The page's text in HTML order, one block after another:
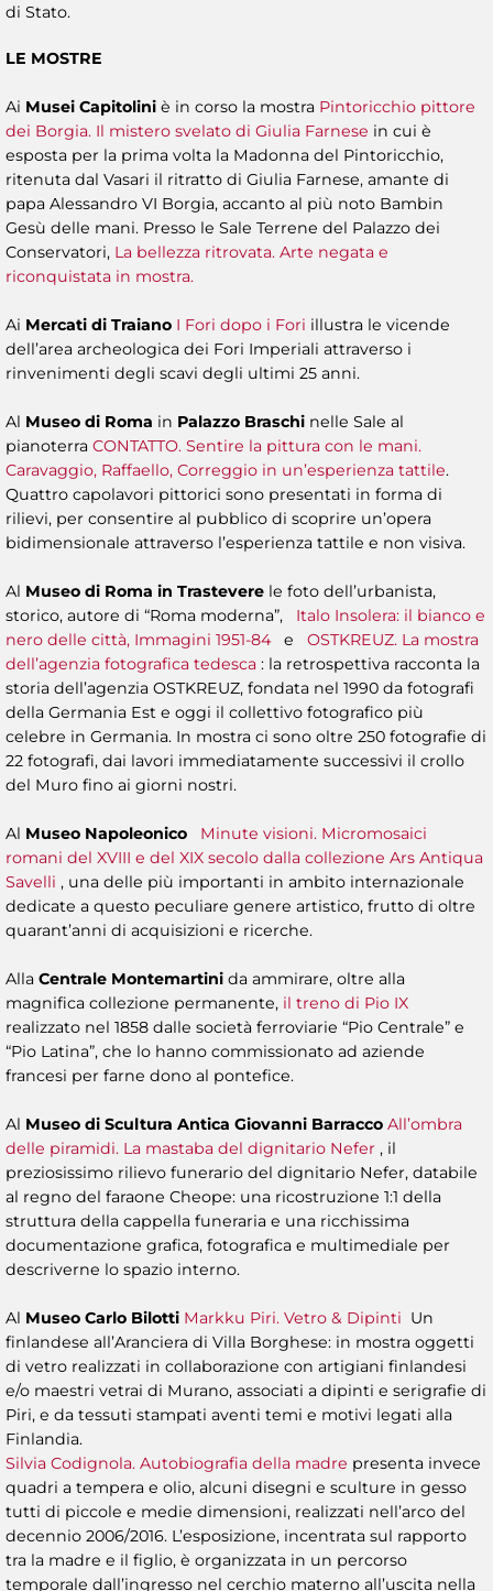
di Stato.
LE MOSTRE
Ai Musei Capitolini è in corso la mostra Pintoricchio pittore
dei Borgia. Il mistero svelato di Giulia Farnese in cui è
esposta per la prima volta la Madonna del Pintoricchio,
ritenuta dal Vasari il ritratto di Giulia Farnese, amante di
papa Alessandro VI Borgia, accanto al più noto Bambin
Gesù delle mani. Presso le Sale Terrene del Palazzo dei
Conservatori, La bellezza ritrovata. Arte negata e
riconquistata in mostra.
Ai Mercati di Traiano I Fori dopo i Fori illustra le vicende
dell’area archeologica dei Fori Imperiali attraverso i
rinvenimenti degli scavi degli ultimi 25 anni.
Al Museo di Roma in Palazzo Braschi nelle Sale al
pianoterra CONTATTO. Sentire la pittura con le mani.
Caravaggio, Raffaello, Correggio in un’esperienza tattile.
Quattro capolavori pittorici sono presentati in forma di
rilievi, per consentire al pubblico di scoprire un’opera
bidimensionale attraverso l’esperienza tattile e non visiva.
Al Museo di Roma in Trastevere le foto dell’urbanista,
storico, autore di “Roma moderna”,
Italo Insolera: il bianco e
nero delle città, Immagini 1951-84
e OSTKREUZ. La mostra
dell’agenzia fotografica tedesca : la retrospettiva racconta la
storia dell’agenzia OSTKREUZ, fondata nel 1990 da fotografi
della Germania Est e oggi il collettivo fotografico più
celebre in Germania. In mostra ci sono oltre 250 fotografie di
22 fotografi, dai lavori immediatamente successivi il crollo
del Muro fino ai giorni nostri.
Al Museo Napoleonico
Minute visioni. Micromosaici
romani del XVIII e del XIX secolo dalla collezione Ars Antiqua
Savelli , una delle più importanti in ambito internazionale
dedicate a questo peculiare genere artistico, frutto di oltre
quarant’anni di acquisizioni e ricerche.
Alla Centrale Montemartini da ammirare, oltre alla
magnifica collezione permanente, il treno di Pio IX
realizzato nel 1858 dalle società ferroviarie “Pio Centrale” e
“Pio Latina”, che lo hanno commissionato ad aziende
francesi per farne dono al pontefice.
Al Museo di Scultura Antica Giovanni Barracco All’ombra
delle piramidi. La mastaba del dignitario Nefer , il
preziosissimo rilievo funerario del dignitario Nefer, databile
al regno del faraone Cheope: una ricostruzione 1:1 della
struttura della cappella funeraria e una ricchissima
documentazione grafica, fotografica e multimediale per
descriverne lo spazio interno.
Al Museo Carlo Bilotti Markku Piri. Vetro & Dipinti Un
finlandese all’Aranciera di Villa Borghese: in mostra oggetti
di vetro realizzati in collaborazione con artigiani finlandesi
e/o maestri vetrai di Murano, associati a dipinti e serigrafie di
Piri, e da tessuti stampati aventi temi e motivi legati alla
Finlandia.
Silvia Codignola. Autobiografia della madre presenta invece
quadri a tempera e olio, alcuni disegni e sculture in gesso
tutti di piccole e medie dimensioni, realizzati nell’arco del
decennio 2006/2016. L’esposizione, incentrata sul rapporto
tra la madre e il figlio, è organizzata in un percorso
temporale dall’ingresso nel cerchio materno all’uscita nella